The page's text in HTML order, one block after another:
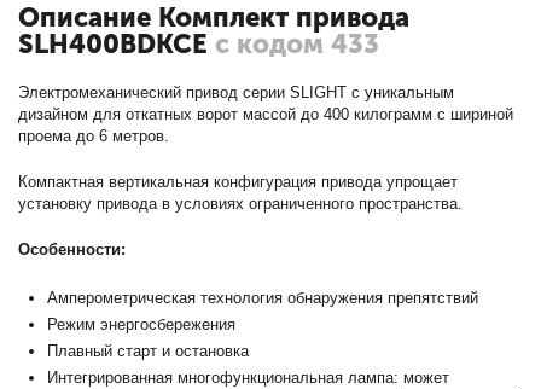
Описание Комплект привода
SLH400BDKCE с кодом 433
Электромеханический привод серии SLIGHT с уникальным
дизайном для откатных ворот массой до 400 килограмм с шириной
проема до 6 метров.
Компактная вертикальная конфигурация привода упрощает
установку привода в условиях ограниченного пространства.
Особенности:
Амперометрическая технология обнаружения препятствий
Режим энергосбережения
Плавный старт и остановка
Интегрированная многофункциональная лампа: может